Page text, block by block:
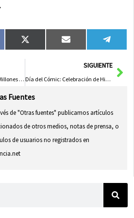
Compartir
en
X
(Twitter)
Compartir
en
Email
en
La Diputación Asigna 20 Millones de Euros para Mejorar Infraestructuras en Áreas Rurales
SIGUIENTE
Día del Cómic: Celebración de Historias Gráficas y Creatividad
Fuentes
de "Otras fuentes" publicamos artículos
de otros medios, notas de prensa, o
de usuarios no registrados en